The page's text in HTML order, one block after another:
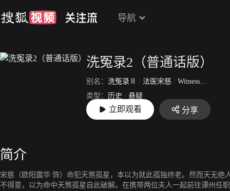
导航
洗冤录2（普通话版）
别名： 洗冤录Ⅱ / 法医宋慈 / Witness to a Prosecution 2
类型： 历史 / 悬疑
上映： 2003-02-24
立即观看 分享
简介
宋慈（欧阳震华 饰）命犯天煞孤星，本以为就此孤独终老。然而天无
不得意，以为命中天煞孤星自此破解。在携带两位夫人一起前往谭州任